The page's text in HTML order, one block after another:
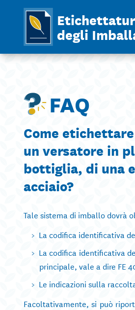
degli
FAQ
Come
un versatore in
bottiglia, di una
acciaio?
Tale sistema di imballo dovrà
La codifica identificativa
La codifica identificativa
principale, vale a dire FE
Le indicazioni sulla
Facoltativamente, si può